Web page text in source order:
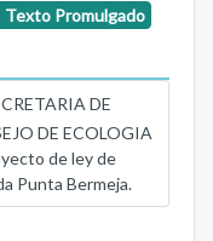
Texto Promulgado
DE
DE ECOLOGIA
de ley de
Punta Bermeja.